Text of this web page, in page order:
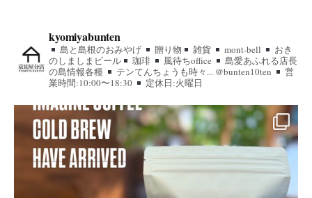
kyomiyabunten
島と島根のおみやげ 贈り物 雑貨 mont-bell
おき
のしましまビール
珈琲 風待ちoffice
島愛あふれる店長
の島情報各種
テンてんちょうも時々... @bunten10ten
営
業時間:10:00〜18:30
定休日:火曜日